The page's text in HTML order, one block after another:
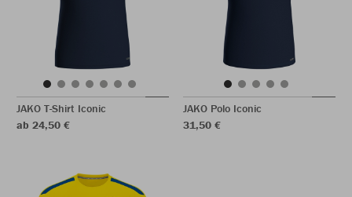
JAKO T-Shirt Iconic
ab 24,50 €
JAKO Polo Iconic
31,50 €